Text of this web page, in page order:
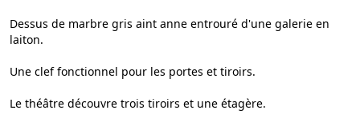
Dessus de marbre gris aint anne entrouré d'une galerie en
laiton.
Une clef fonctionnel pour les portes et tiroirs.
Le théâtre découvre trois tiroirs et une étagère.